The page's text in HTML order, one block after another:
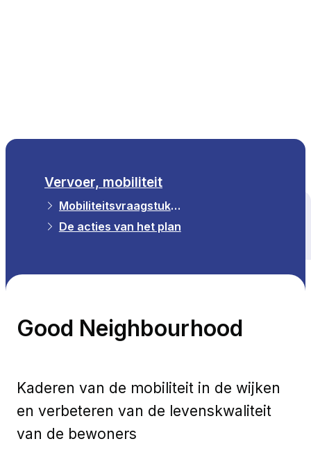
Alle thema's
Vervoer, mobiliteit
Mobiliteitsvraagstukken en Observatorium
De acties van het plan
Good Neighbourhood
Kaderen van de mobiliteit in de wijken
en verbeteren van de levenskwaliteit
van de bewoners